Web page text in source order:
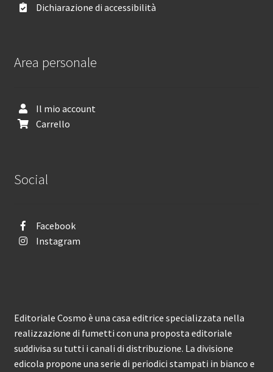
Dichiarazione di accessibilità
Area personale
Il mio account
Carrello
Social
Facebook
Instagram
Editoriale Cosmo è una casa editrice specializzata nella
realizzazione di fumetti con una proposta editoriale
suddivisa su tutti i canali di distribuzione. La divisione
edicola propone una serie di periodici stampati in bianco e